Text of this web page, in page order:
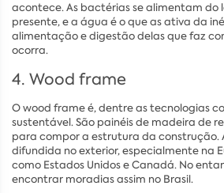
acontece. As bactérias se alimentam
presente, e a água é o que as ativa da
alimentação e digestão delas que faz
ocorra.
4. Wood frame
O wood frame é, dentre as tecnologias
sustentável. São painéis de madeira de
para compor a estrutura da construção.
difundida no exterior, especialmente na
como Estados Unidos e Canadá. No
encontrar moradias assim no Brasil.